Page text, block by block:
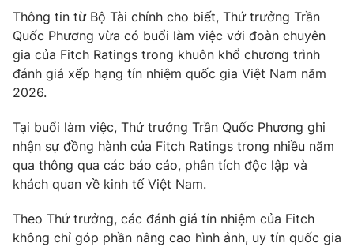
Học trực tuyến
Hitech Công nghệ tương lai
Sản phẩm
Thị trường
Giao lưu trực tuyến
Lịch phát sóng
Chuyên mục khác
Emagazine Podcast
Photo Infographic
Thông tin từ Bộ Tài chính cho biết, Thứ trưởng Trần
Quốc Phương vừa có buổi làm việc với đoàn chuyên
gia của Fitch Ratings trong khuôn khổ chương trình
đánh giá xếp hạng tín nhiệm quốc gia Việt Nam năm
2026.
Tại buổi làm việc, Thứ trưởng Trần Quốc Phương ghi
nhận sự đồng hành của Fitch Ratings trong nhiều năm
qua thông qua các báo cáo, phân tích độc lập và
khách quan về kinh tế Việt Nam.
Theo Thứ trưởng, các đánh giá tín nhiệm của Fitch
không chỉ góp phần nâng cao hình ảnh, uy tín quốc gia